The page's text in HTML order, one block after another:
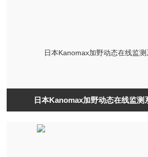
日本Kanomax加野动态在线监测